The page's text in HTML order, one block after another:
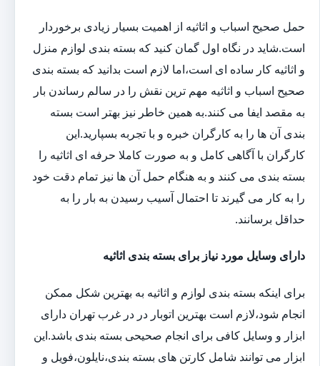
حمل صحیح اسباب و اثاثیه از اهمیت بسیار زیادی برخوردار
است.شاید در نگاه اول گمان کنید که بسته بندی لوازم منزل
و اثاثیه کار ساده ای است،اما لازم است بدانید که بسته بندی
صحیح اسباب و اثاثیه مهم ترین نقش را در سالم رساندن بار
به مقصد ایفا می کنند.به همین خاطر نیز بهتر است بسته
بندی آن ها را به کارگران خبره و با تجربه بسپارید.این
کارگران با آگاهی کامل و به صورت کاملا حرفه ای اثاثیه را
بسته بندی می کنند و به هنگام حمل آن ها نیز تمام دقت خود
را به کار می گیرند تا احتمال آسیب رسیدن به بار را به
حداقل برسانند.
دارای وسایل مورد نیاز برای بسته بندی اثاثیه
برای اینکه بسته بندی لوازم و اثاثیه به بهترین شکل ممکن
انجام شود،لازم است بهترین اتوبار در در غرب تهران دارای
ابزار و وسایل کافی برای انجام صحیحی بسته بندی باشد.این
ابزار می توانند شامل کارتن های بسته بندی،نایلون،فویل و